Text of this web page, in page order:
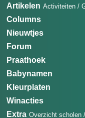
Artikelen Activiteiten /
Columns
Nieuwtjes
Forum
Praathoek
Babynamen
Kleurplaten
Winacties
Extra Overzicht scholen /